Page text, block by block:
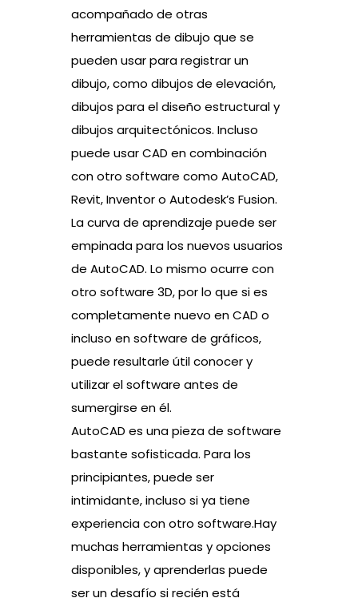
acompañado de otras
herramientas de dibujo que se
pueden usar para registrar un
dibujo, como dibujos de elevación,
dibujos para el diseño estructural y
dibujos arquitectónicos. Incluso
puede usar CAD en combinación
con otro software como AutoCAD,
Revit, Inventor o Autodesk’s Fusion.
La curva de aprendizaje puede ser
empinada para los nuevos usuarios
de AutoCAD. Lo mismo ocurre con
otro software 3D, por lo que si es
completamente nuevo en CAD o
incluso en software de gráficos,
puede resultarle útil conocer y
utilizar el software antes de
sumergirse en él.
AutoCAD es una pieza de software
bastante sofisticada. Para los
principiantes, puede ser
intimidante, incluso si ya tiene
experiencia con otro software.Hay
muchas herramientas y opciones
disponibles, y aprenderlas puede
ser un desafío si recién está